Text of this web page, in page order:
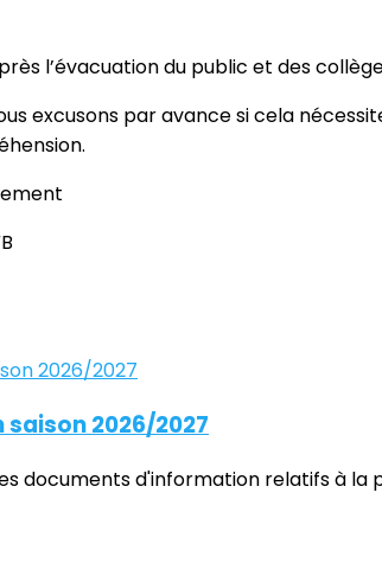
l’évacuation du public et des
excusons par avance si cela
2026/2027
documents d'information relatifs à la